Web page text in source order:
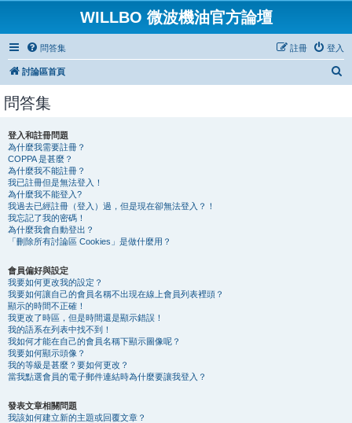
WILLBO 微波機油官方論壇
問答集 登入
註冊
討論區首頁
問答集
登入和註冊問題
為什麼我需要註冊？
COPPA 是甚麼？
為什麼我不能註冊？
我已註冊但是無法登入！
為什麼我不能登入?
我過去已經註冊（登入）過，但是現在卻無法登入？！
我忘記了我的密碼！
為什麼我會自動登出？
「刪除所有討論區 Cookies」是做什麼用？
會員偏好與設定
我要如何更改我的設定？
我要如何讓自己的會員名稱不出現在線上會員列表裡頭？
顯示的時間不正確！
我更改了時區，但是時間還是顯示錯誤！
我的語系在列表中找不到！
我如何才能在自己的會員名稱下顯示圖像呢？
我要如何顯示頭像？
我的等級是甚麼？要如何更改？
當我點選會員的電子郵件連結時為什麼要讓我登入？
發表文章相關問題
我該如何建立新的主題或回覆文章？